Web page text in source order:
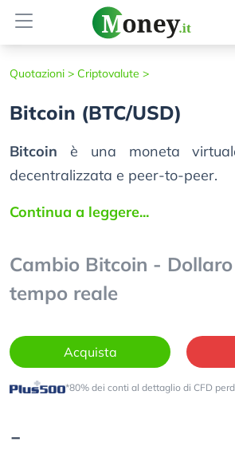
Quotazioni > Criptovalute >
Bitcoin (BTC/USD)
Bitcoin è una moneta
decentralizzata e peer-to-peer.
Continua a leggere...
Cambio Bitcoin -
tempo reale
Acquista
*80% dei conti al dettaglio di CFD
-